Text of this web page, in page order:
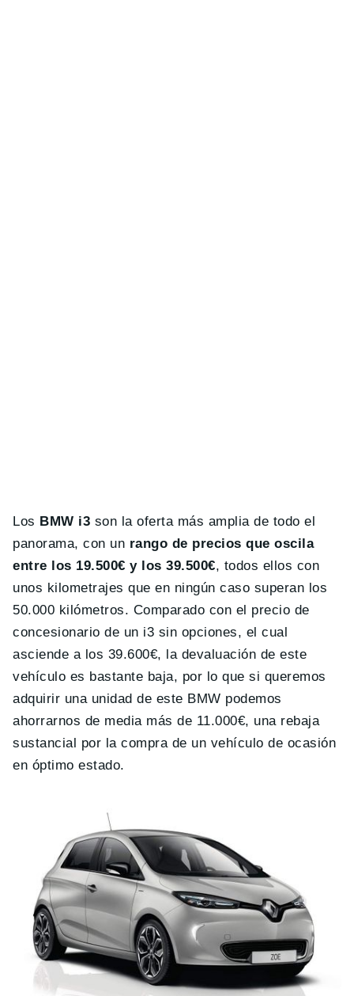
Los BMW i3 son la oferta más amplia de todo el
panorama, con un rango de precios que oscila
entre los 19.500€ y los 39.500€, todos ellos con
unos kilometrajes que en ningún caso superan los
50.000 kilómetros. Comparado con el precio de
concesionario de un i3 sin opciones, el cual
asciende a los 39.600€, la devaluación de este
vehículo es bastante baja, por lo que si queremos
adquirir una unidad de este BMW podemos
ahorrarnos de media más de 11.000€, una rebaja
sustancial por la compra de un vehículo de ocasión
en óptimo estado.